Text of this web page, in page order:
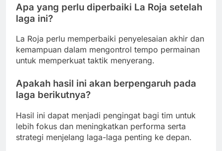
Apa yang perlu diperbaiki La Roja setelah
laga ini?
La Roja perlu memperbaiki penyelesaian akhir dan
kemampuan dalam mengontrol tempo permainan
untuk memperkuat taktik menyerang.
Apakah hasil ini akan berpengaruh pada
laga berikutnya?
Hasil ini dapat menjadi pengingat bagi tim untuk
lebih fokus dan meningkatkan performa serta
strategi menjelang laga-laga penting ke depan.